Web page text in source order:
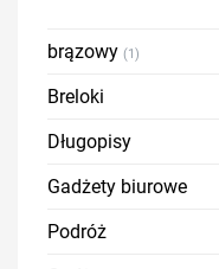
brązowy (1)
Breloki
Długopisy
Gadżety biurowe
Podróż